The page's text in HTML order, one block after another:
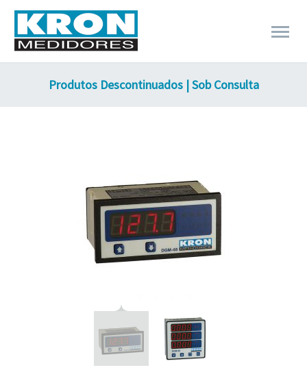
Produtos Descontinuados | Sob Consulta